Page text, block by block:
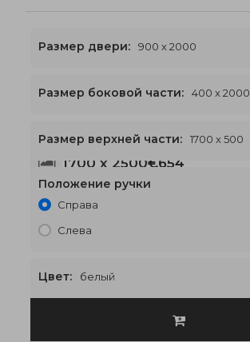
1700 x 2500€654
Размер двери: 900 x 2000
Размер боковой части: 400 x 2000
Размер верхней части: 1700 x 500
Положение ручки
Справа
Слева
Цвет: белый